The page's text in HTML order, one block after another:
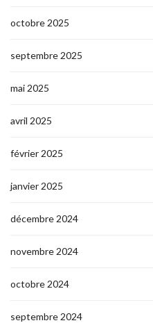
octobre 2025
septembre 2025
mai 2025
avril 2025
février 2025
janvier 2025
décembre 2024
novembre 2024
octobre 2024
septembre 2024